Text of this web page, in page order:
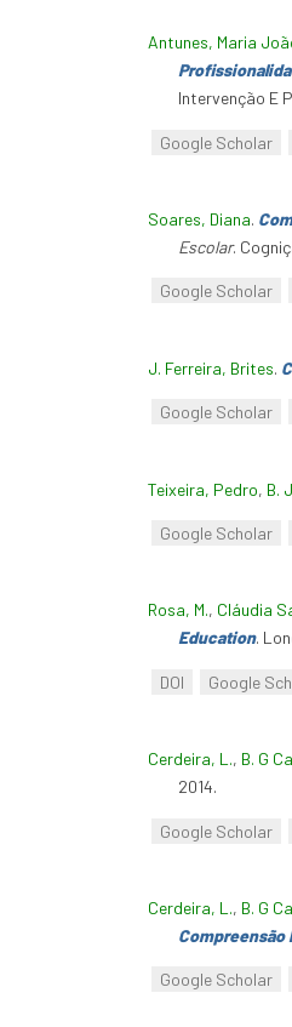
Antunes, Maria
Intervenção E
Google Scholar
Soares, Diana.
Escolar.
Google Scholar
J. Ferreira, Brites.
Google Scholar
Teixeira, Pedro, B.
Google Scholar
Rosa, M., Cláudia
Education.
DOI Google
Cerdeira, L., B. G
2014.
Google Scholar
Cerdeira, L., B. G
Compreensão
Google Scholar